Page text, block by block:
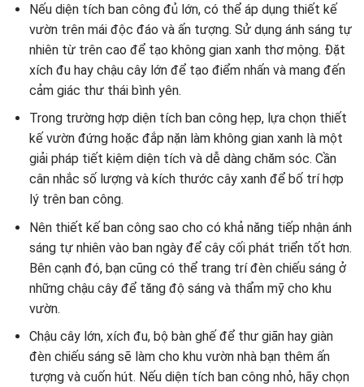
Nếu diện tích ban công đủ lớn, có thể áp dụng thiết kế
vườn trên mái độc đáo và ấn tượng. Sử dụng ánh sáng tự
nhiên từ trên cao để tạo không gian xanh thơ mộng. Đặt
xích đu hay chậu cây lớn để tạo điểm nhấn và mang đến
cảm giác thư thái bình yên.
Trong trường hợp diện tích ban công hẹp, lựa chọn thiết
kế vườn đứng hoặc đắp nặn làm không gian xanh là một
giải pháp tiết kiệm diện tích và dễ dàng chăm sóc. Cần
cân nhắc số lượng và kích thước cây xanh để bố trí hợp
lý trên ban công.
Nên thiết kế ban công sao cho có khả năng tiếp nhận ánh
sáng tự nhiên vào ban ngày để cây cối phát triển tốt hơn.
Bên cạnh đó, bạn cũng có thể trang trí đèn chiếu sáng ở
những chậu cây để tăng độ sáng và thẩm mỹ cho khu
vườn.
Chậu cây lớn, xích đu, bộ bàn ghế để thư giãn hay giàn
đèn chiếu sáng sẽ làm cho khu vườn nhà bạn thêm ấn
tượng và cuốn hút. Nếu diện tích ban công nhỏ, hãy chọn